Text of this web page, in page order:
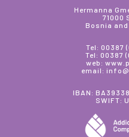
Hermanna
71000
Bosnia and
Tel: 00387
Tel: 00387
web:
email:
IBAN:
SWIFT: